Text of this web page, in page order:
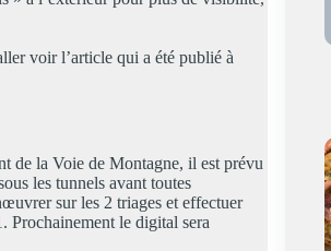
voir l’article qui a été publié à
de la Voie de Montagne, il est prévu
les tunnels avant toutes
sur les 2 triages et effectuer
Prochainement le digital sera